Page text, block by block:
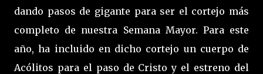
dando pasos de gigante para ser el cortejo más
completo de nuestra Semana Mayor. Para este
año, ha incluido en dicho cortejo un cuerpo de
Acólitos para el paso de Cristo y el estreno del